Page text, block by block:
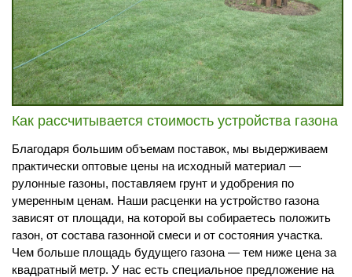
Как рассчитывается стоимость устройства газона
Благодаря большим объемам поставок, мы выдерживаем
практически оптовые цены на исходный материал —
рулонные газоны, поставляем грунт и удобрения по
умеренным ценам. Наши расценки на устройство газона
зависят от площади, на которой вы собираетесь положить
газон, от состава газонной смеси и от состояния участка.
Чем больше площадь будущего газона — тем ниже цена за
квадратный метр. У нас есть специальное предложение на